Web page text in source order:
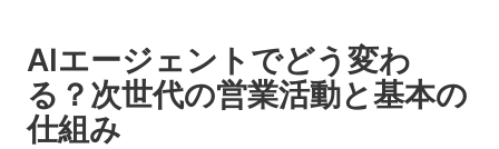
AIエージェントでどう変わ
る？次世代の営業活動と基本の
仕組み